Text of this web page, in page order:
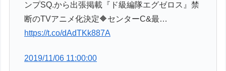
ンプSQ.から出張掲載『ド級編隊エグゼロス』禁
断のTVアニメ化決定🔶センターC&最…
https://t.co/dAdTKk887A
2019/11/06 11:00:00